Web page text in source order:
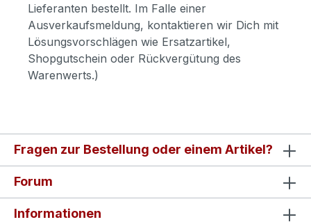
Lieferanten bestellt. Im Falle einer
Ausverkaufsmeldung, kontaktieren wir Dich mit
Lösungsvorschlägen wie Ersatzartikel,
Shopgutschein oder Rückvergütung des
Warenwerts.)
Fragen zur Bestellung oder einem Artikel?
Forum
Informationen